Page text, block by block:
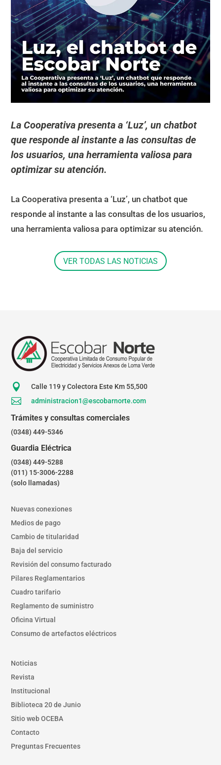
La Cooperativa presenta a ‘Luz’, un chatbot
que responde al instante a las consultas de
los usuarios, una herramienta valiosa para
optimizar su atención.
La Cooperativa presenta a ‘Luz’, un chatbot que
responde al instante a las consultas de los usuarios,
una herramienta valiosa para optimizar su atención.
VER TODAS LAS NOTICIAS
 Calle 119 y Colectora Este Km 55,500
 administracion1@escobarnorte.com
Trámites y consultas comerciales
(0348) 449-5346
Guardia Eléctrica
(0348) 449-5288
(011) 15-3006-2288
(solo llamadas)
Nuevas conexiones
Medios de pago
Cambio de titularidad
Baja del servicio
Revisión del consumo facturado
Pilares Reglamentarios
Cuadro tarifario
Reglamento de suministro
Oficina Virtual
Consumo de artefactos eléctricos
Noticias
Revista
Institucional
Biblioteca 20 de Junio
Sitio web OCEBA
Contacto
Preguntas Frecuentes